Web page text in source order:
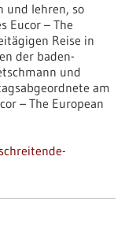
und lehren, so
Eucor – The
Reise in
der baden-
und
am
– The European